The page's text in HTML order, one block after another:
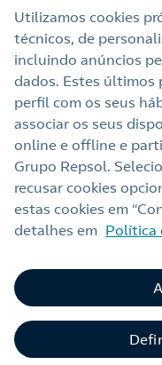
Links Úteis
Nota legal
Política de privacidade
Política de cookies
Termos e Condições My
Alerta por fraude
Livro de Reclamações
Canal de Ética e
Utilizamos cookies
técnicos, de
incluindo anúncios
dados. Estes últimos
perfil com os seus
associar os seus
online e offline e
Grupo Repsol.
recusar cookies
estas cookies em
detalhes em Política